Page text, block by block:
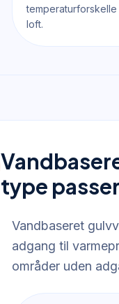
temperaturforskelle
loft.
type
Vandbaseret
adgang til
områder uden